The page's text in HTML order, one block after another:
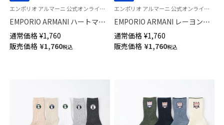
エンポリオ アルマーニ 公式オンラインショップ 婦人 靴下 女性
EMPORIO ARMANI ハートマン
ガベア ショート丈 ソックス レ
ディース 日本製 03447206
通常価格 ¥1,760
販売価格 ¥1,760税込
エンポリオ アルマーニ 公式オンラインショップ 婦人 靴下 女性 ２６SS
EMPORIO ARMANI レーヨンシ
ルク混 マンガベア ショート丈
ソックス レディース 日本製
03447205
通常価格 ¥1,760
販売価格 ¥1,760税込